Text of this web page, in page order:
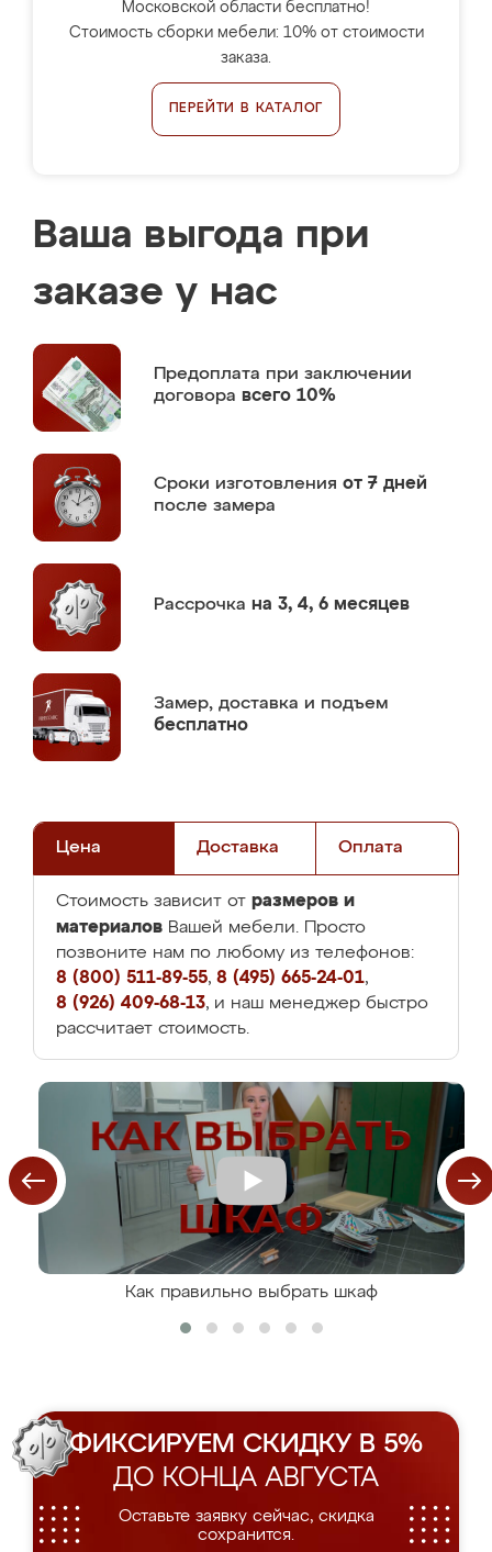
Московской области бесплатно!
Стоимость сборки мебели: 10% от стоимости
заказа.
ПЕРЕЙТИ В КАТАЛОГ
Ваша выгода при
заказе у нас
Предоплата при заключении
договора всего 10%
Сроки изготовления от 7 дней
после замера
Рассрочка на 3, 4, 6 месяцев
Замер, доставка и подъем
бесплатно
Цена Доставка Оплата
Стоимость зависит от размеров и
материалов Вашей мебели. Просто
позвоните нам по любому из телефонов:
8 (800) 511-89-55, 8 (495) 665-24-01,
8 (926) 409-68-13, и наш менеджер быстро
рассчитает стоимость.
Как правильно выбрать шкаф
ФИКСИРУЕМ СКИДКУ В 5%
ДО КОНЦА АВГУСТА
Оставьте заявку сейчас, скидка
сохранится.